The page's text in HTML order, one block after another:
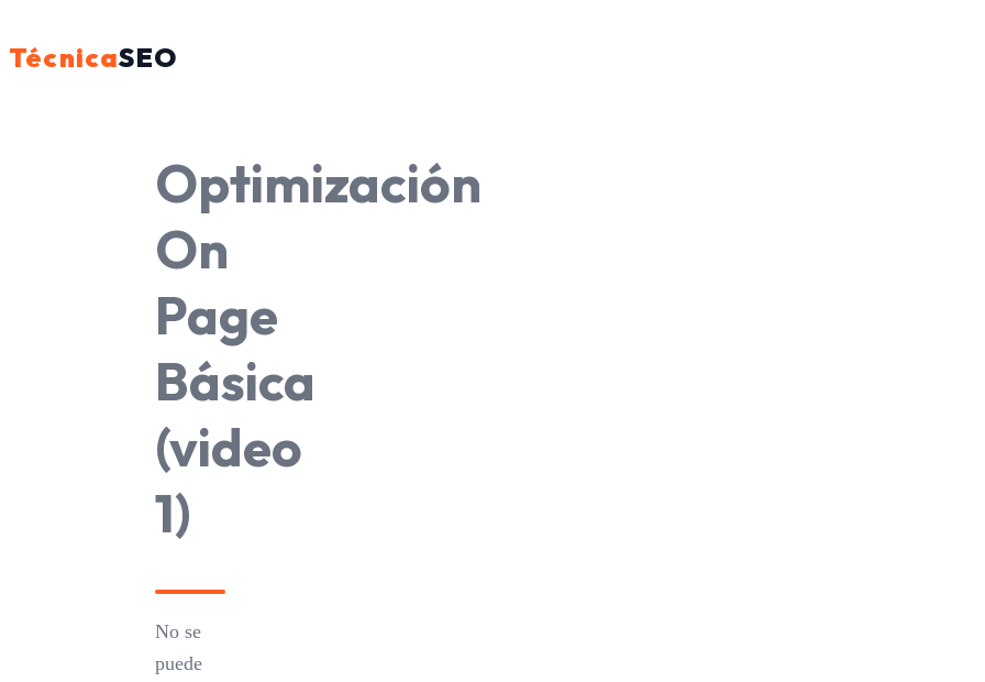
TécnicaSEO
Optimización
On
Page
Básica
(video
1)
No se
puede